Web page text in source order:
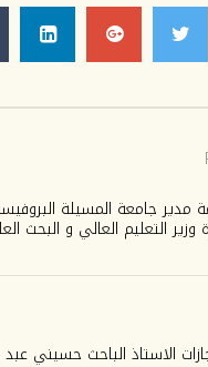
مدير جامعة المسيلة
وزير التعليم العالي و البحث
الاستاذ الباحث حسيني